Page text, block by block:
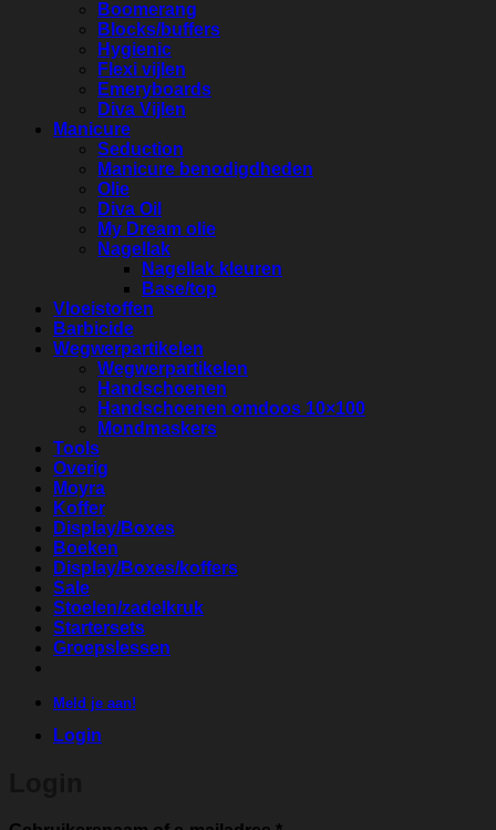
Boomerang
Blocks/buffers
Hygienic
Flexi vijlen
Emeryboards
Diva Vijlen
Manicure
Seduction
Manicure benodigdheden
Olie
Diva Oil
My Dream olie
Nagellak
Nagellak kleuren
Base/top
Vloeistoffen
Barbicide
Wegwerpartikelen
Wegwerpartikelen
Handschoenen
Handschoenen omdoos 10×100
Mondmaskers
Tools
Overig
Moyra
Koffer
Display/Boxes
Boeken
Display/Boxes/koffers
Sale
Stoelen/zadelkruk
Startersets
Groepslessen
Meld je aan!
Login